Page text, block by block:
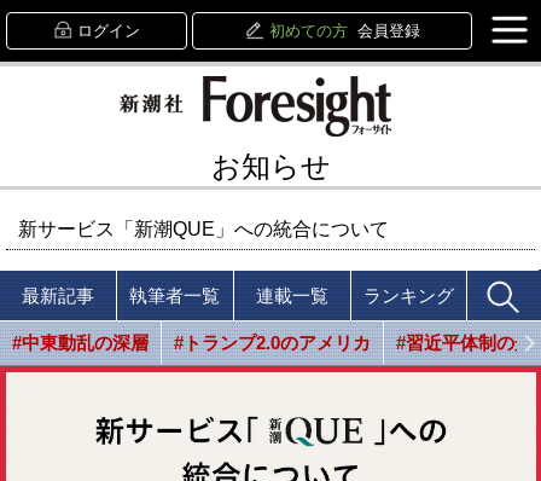
ログイン 初めての方 会員登録
お知らせ
新サービス「新潮QUE」への統合について
最新記事 執筆者一覧 連載一覧 ランキング
#中東動乱の深層 #トランプ2.0のアメリカ #習近平体制の光